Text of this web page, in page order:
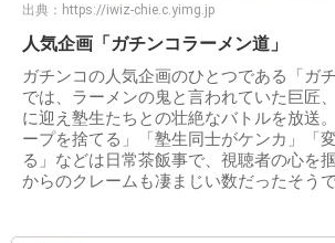
出典： https://iwiz-chie.c.yimg.jp
人気企画「ガチンコラーメン道」
ガチンコの人気企画のひとつである「ガ
では、ラーメンの鬼と言われていた巨匠
に迎え塾生たちとの壮絶なバトルを放送
ープを捨てる」「塾生同士がケンカ」「
る」などは日常茶飯事で、視聴者の心を
からのクレームも凄まじい数だったそうで